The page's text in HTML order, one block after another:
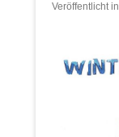
Veröffentlicht in